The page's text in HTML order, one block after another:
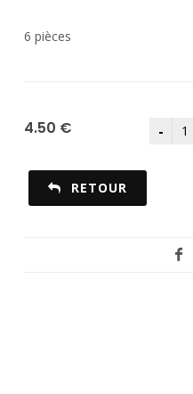
6 pièces
4.50 €
RETOUR